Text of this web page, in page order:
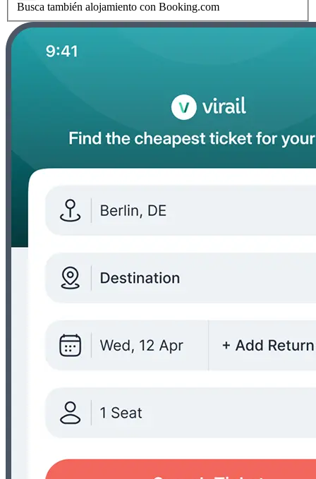
Busca también alojamiento con Booking.com